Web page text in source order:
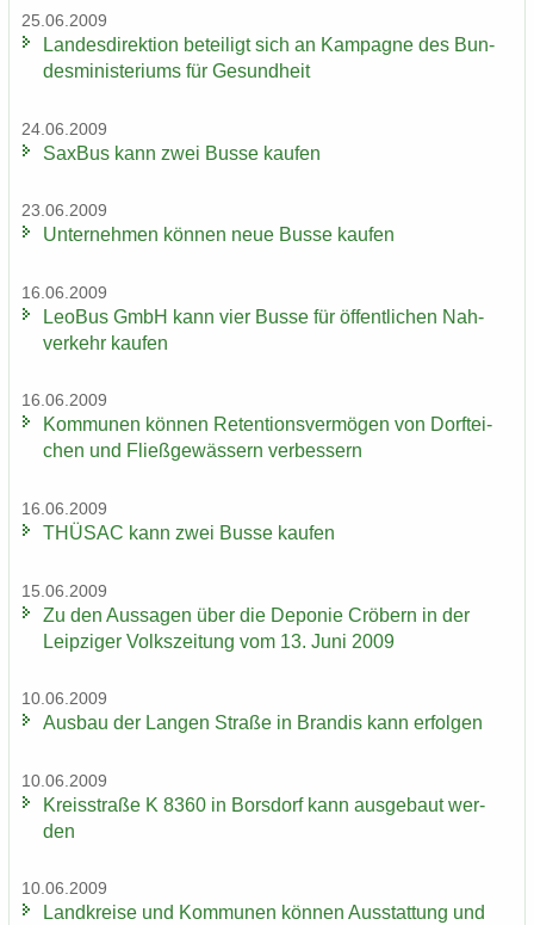
25.06.2009
Lan­des­di­rek­ti­on be­tei­ligt sich an Kam­pa­gne des Bun­
des­mi­nis­te­ri­ums für Ge­sund­heit
24.06.2009
Sax­Bus kann zwei Busse kau­fen
23.06.2009
Un­ter­neh­men kön­nen neue Busse kau­fen
16.06.2009
LeoBus GmbH kann vier Busse für öf­fent­li­chen Nah­
ver­kehr kau­fen
16.06.2009
Kom­mu­nen kön­nen Re­ten­ti­ons­ver­mö­gen von Dorf­tei­
chen und Fließ­ge­wäs­sern ver­bes­sern
16.06.2009
THÜ­SAC kann zwei Busse kau­fen
15.06.2009
Zu den Aus­sa­gen über die De­po­nie Crö­bern in der
Leip­zi­ger Volks­zei­tung vom 13. Juni 2009
10.06.2009
Aus­bau der Lan­gen Stra­ße in Bran­dis kann er­fol­gen
10.06.2009
Kreis­stra­ße K 8360 in Bors­dorf kann aus­ge­baut wer­
den
10.06.2009
Land­krei­se und Kom­mu­nen kön­nen Aus­stat­tung und